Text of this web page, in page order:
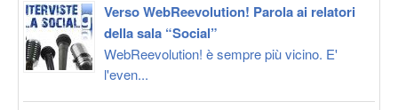
Verso WebReevolution! Parola ai relatori
della sala “Social”
WebReevolution! è sempre più vicino. E'
l'even...